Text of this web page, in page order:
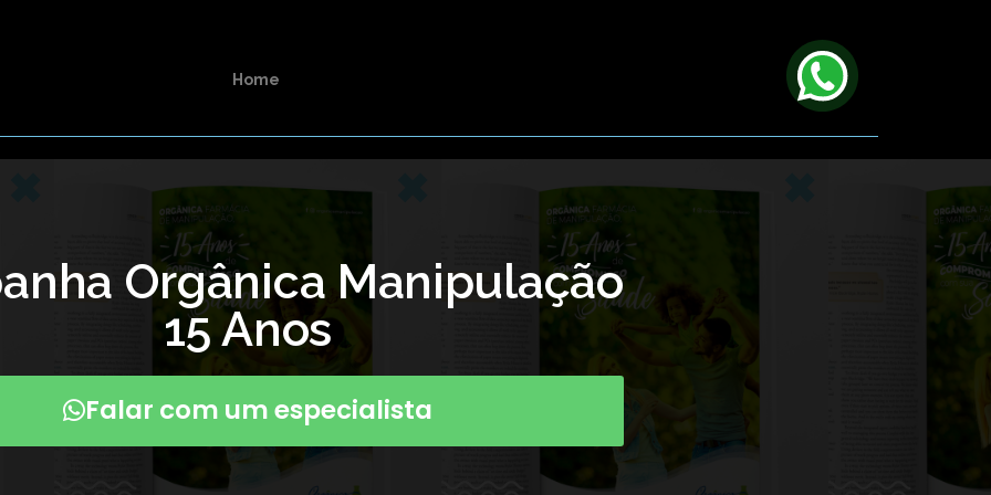
Home
Orgânica Manipulação
15 Anos
Falar com um especialista